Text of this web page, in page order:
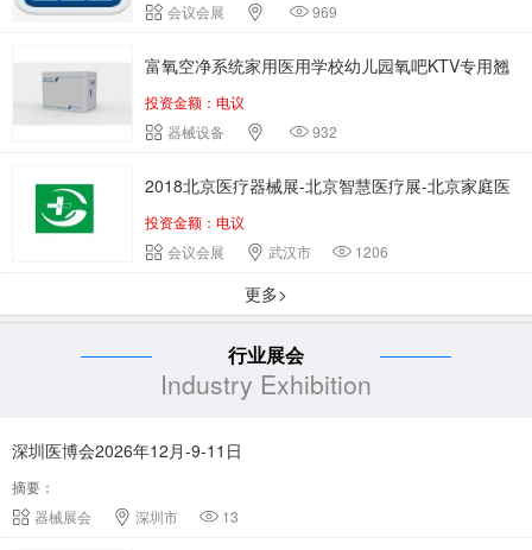
会议会展
969
富氧空净系统家用医用学校幼儿园氧吧KTV专用翘
华招商中
投资金额：电议
器械设备
932
2018北京医疗器械展-北京智慧医疗展-北京家庭医
疗展览会
投资金额：电议
会议会展
武汉市 1206
更多>
行业展会
Industry Exhibition
深圳医博会2026年12月-9-11日
摘要：
器械展会
深圳市 13